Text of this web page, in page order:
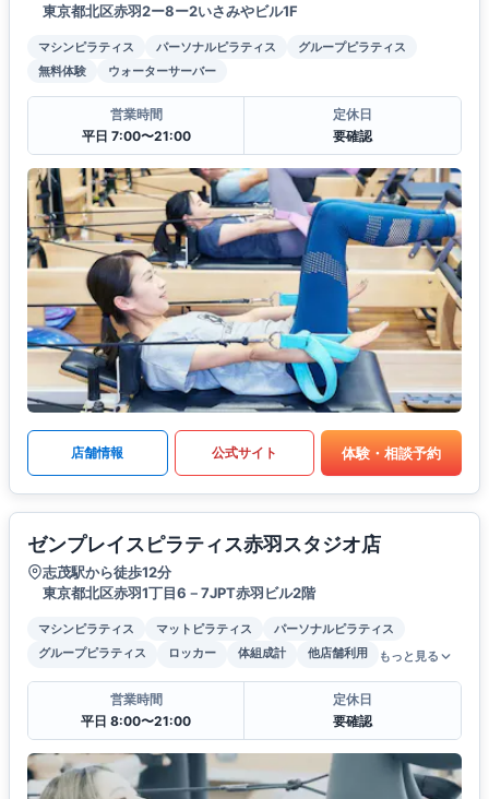
東京都北区赤羽2ー8ー2いさみやビル1F
マシンピラティス パーソナルピラティス
グループピラティス
無料体験
ウォーターサーバー
営業時間
平日 7:00〜21:00
定休日
要確認
店舗情報 公式サイト 体験・相談予約
ゼンプレイスピラティス赤羽スタジオ店
志茂駅から徒歩12分
東京都北区赤羽1丁目6－7JPT赤羽ビル2階
マシンピラティス マットピラティス
パーソナルピラティス
グループピラティス
ロッカー 体組成計 他店舗利用 もっと見る
営業時間
平日 8:00〜21:00
定休日
要確認